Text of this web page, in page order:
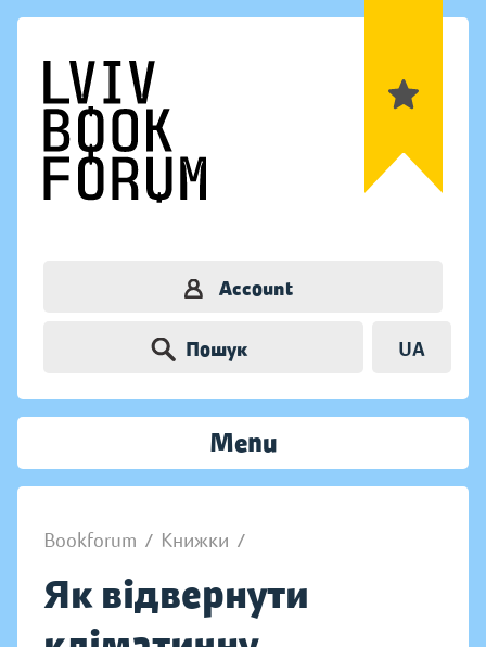
Account
Пошук UA
Menu
Bookforum / Книжки /
Як відвернути